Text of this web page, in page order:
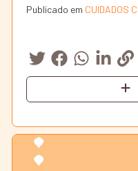
Publicado em CUIDADOS